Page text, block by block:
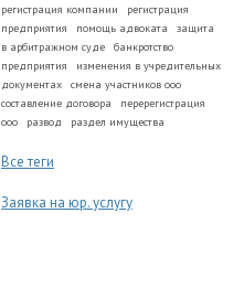
регистрация компании
регистрация
предприятия
помощь адвоката
защита
в арбитражном суде
банкротство
предприятия
изменения в учредительных
документах
смена участников ооо
составление договора
перерегистрация
ооо
развод раздел имущества
Все теги
Заявка на юр. услугу